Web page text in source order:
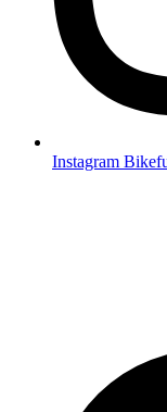
Instagram